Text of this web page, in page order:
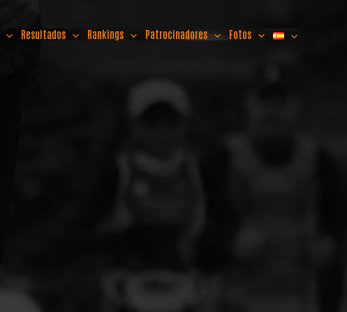
Resultados Rankings Patrocinadores Fotos